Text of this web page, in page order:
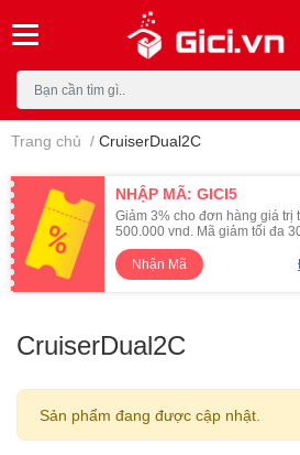
Trang chủ / CruiserDual2C
NHẬP MÃ: GICI5
Giảm 3% cho đơn hàng giá trị
500.000 vnd. Mã giảm tối đa
Nhận Mã
CruiserDual2C
Sản phẩm đang được cập nhật.